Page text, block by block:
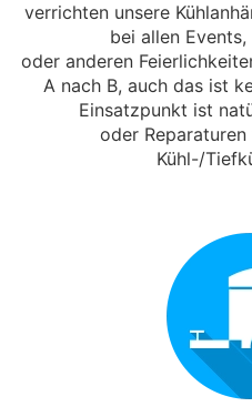
verrichten unsere
bei allen
oder anderen
A nach B, auch das ist
Einsatzpunkt ist
oder
Kühl-/